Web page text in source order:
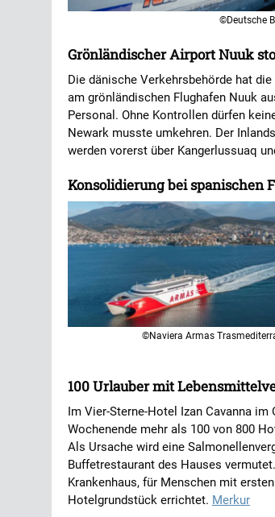
©Deutsche
Grönländischer Airport Nuuk
Die dänische Verkehrsbehörde hat
am grönländischen Flughafen Nuuk
Personal. Ohne Kontrollen dürfen
Newark musste umkehren. Der
werden vorerst über Kangerlussuaq
Konsolidierung bei spanischen
©Naviera Armas
100 Urlauber mit
Im Vier-Sterne-Hotel Izan Cavanna
Wochenende mehr als 100 von 800
Als Ursache wird eine
Buffetrestaurant des Hauses
Krankenhaus, für Menschen mit
Hotelgrundstück errichtet. Merkur